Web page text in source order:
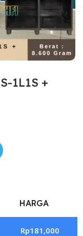
1L1S +
HARGA
Rp181,000